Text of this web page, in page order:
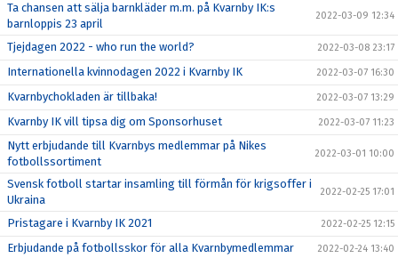
Ta chansen att sälja barnkläder m.m. på Kvarnby IK:s
barnloppis 23 april
2022-03-09 12:34
Tjejdagen 2022 - who run the world? 2022-03-08 23:17
Internationella kvinnodagen 2022 i Kvarnby IK 2022-03-07 16:30
Kvarnbychokladen är tillbaka! 2022-03-07 13:29
Kvarnby IK vill tipsa dig om Sponsorhuset 2022-03-07 11:23
Nytt erbjudande till Kvarnbys medlemmar på Nikes
fotbollssortiment
2022-03-01 10:00
Svensk fotboll startar insamling till förmån för krigsoffer i
Ukraina
2022-02-25 17:01
Pristagare i Kvarnby IK 2021 2022-02-25 12:15
Erbjudande på fotbollsskor för alla Kvarnbymedlemmar 2022-02-24 13:40